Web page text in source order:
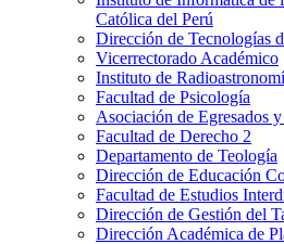
Católica del Perú
Dirección de Tecnologías
Vicerrectorado Académico
Instituto de
Facultad de Psicología
Asociación de Egresados
Facultad de Derecho 2
Departamento de Teología
Dirección de Educación
Facultad de Estudios
Dirección de Gestión del
Dirección Académica de